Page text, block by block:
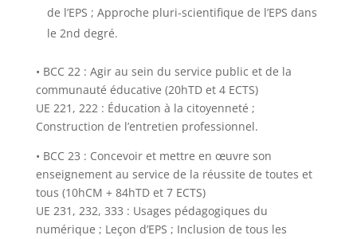
de l’EPS ; Approche pluri-scientifique de l’EPS dans
le 2nd degré.
• BCC 22 : Agir au sein du service public et de la
communauté éducative (20hTD et 4 ECTS)
UE 221, 222 : Éducation à la citoyenneté ;
Construction de l’entretien professionnel.
• BCC 23 : Concevoir et mettre en œuvre son
enseignement au service de la réussite de toutes et
tous (10hCM + 84hTD et 7 ECTS)
UE 231, 232, 333 : Usages pédagogiques du
numérique ; Leçon d’EPS ; Inclusion de tous les